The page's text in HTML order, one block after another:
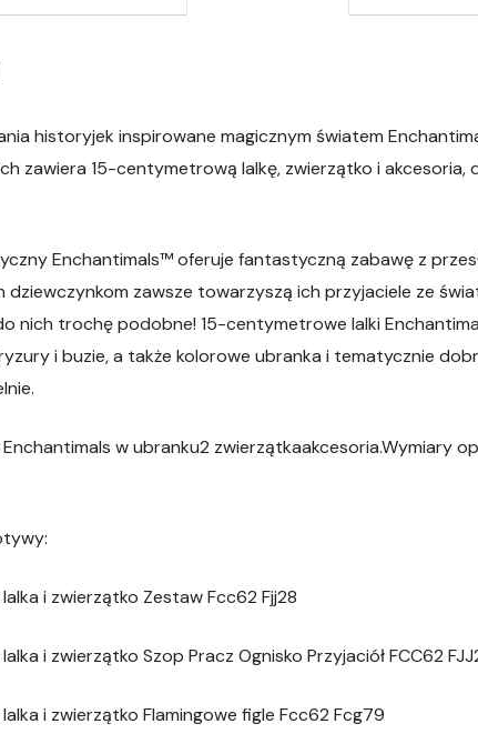
historyjek inspirowane magicznym światem
zawiera 15-centymetrową lalkę, zwierzątko i akcesoria,
Enchantimals™ oferuje fantastyczną zabawę z
dziewczynkom zawsze towarzyszą ich przyjaciele ze
nich trochę podobne! 15-centymetrowe lalki
i buzie, a także kolorowe ubranka i tematycznie
w ubranku2 zwierzątkaakcesoria.Wymiary
i zwierzątko Zestaw Fcc62 Fjj28
i zwierzątko Szop Pracz Ognisko Przyjaciół FCC62
i zwierzątko Flamingowe figle Fcc62 Fcg79